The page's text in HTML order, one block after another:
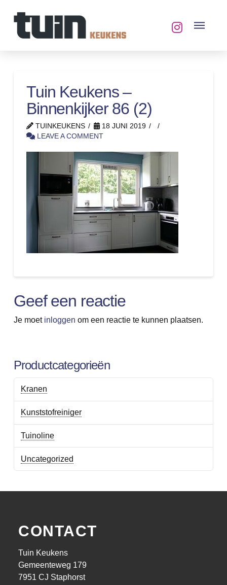
Tuin Keukens –
Binnenkijker 86 (2)
TUINKEUKENS
18 JUNI 2019
LEAVE A COMMENT
Geef een reactie
Je moet inloggen om een reactie te kunnen plaatsen.
Productcategorieën
Kranen
Kunststofreiniger
Tuinoline
Uncategorized
CONTACT
Tuin Keukens
Gemeenteweg 179
7951 CJ Staphorst